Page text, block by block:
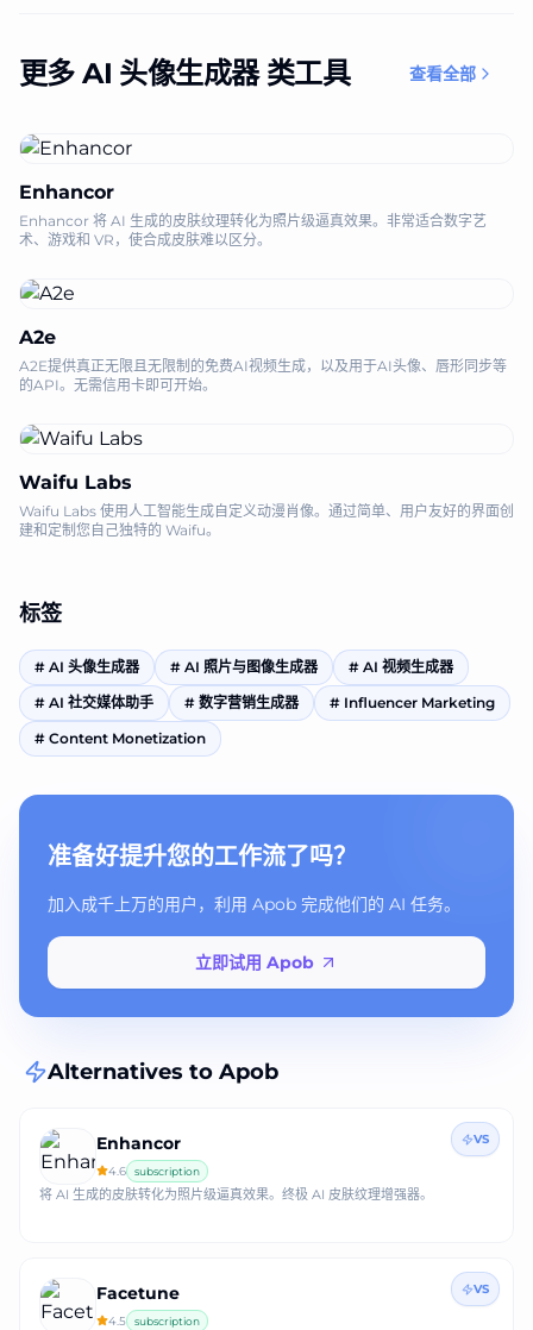
更多 AI 头像生成器 类工具 查看全部
Enhancor
Enhancor 将 AI 生成的皮肤纹理转化为照片级逼真效果。非常适合数字艺
术、游戏和 VR，使合成皮肤难以区分。
A2e
A2E提供真正无限且无限制的免费AI视频生成，以及用于AI头像、唇形同步等
的API。无需信用卡即可开始。
Waifu Labs
Waifu Labs 使用人工智能生成自定义动漫肖像。通过简单、用户友好的界面创
建和定制您自己独特的 Waifu。
标签
# AI 头像生成器 # AI 照片与图像生成器 # AI 视频生成器
# AI 社交媒体助手 # 数字营销生成器 # Influencer Marketing
# Content Monetization
准备好提升您的工作流了吗？
加入成千上万的用户，利用 Apob 完成他们的 AI 任务。
立即试用 Apob
Alternatives to Apob
Enhancor
4.6 subscription
将 AI 生成的皮肤转化为照片级逼真效果。终极 AI 皮肤纹理增强器。
VS
Facetune
4.5 subscription
VS